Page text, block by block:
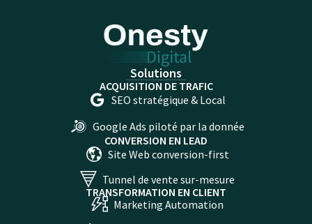
Solutions
ACQUISITION DE TRAFIC
SEO stratégique & Local​
Google Ads piloté par la donnée​
CONVERSION EN LEAD
Site Web conversion-first
Tunnel de vente sur-mesure
TRANSFORMATION EN CLIENT
Marketing Automation